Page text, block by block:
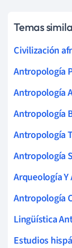
Temas
Civilización
Antropología
Antropología
Antropología
Antropología
Antropología
Arqueología
Antropología
Lingüística
Estudios